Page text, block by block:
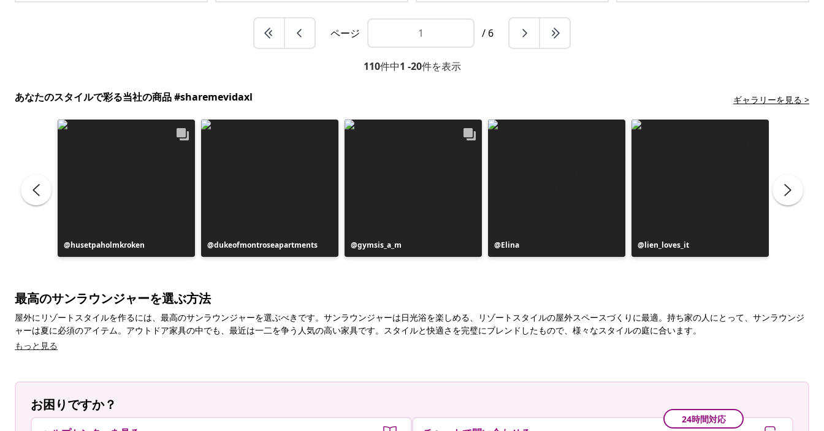
ページ / 6
110件中1 -20件を表示
あなたのスタイルで彩る当社の商品 #sharemevidaxl ギャラリーを見る >
投
稿
husetpaholmkroken
投
稿
dukeofmontroseapartments
投
稿
gymsis_a_m
投
稿
Elina
投
稿
lien_loves_it
最高のサンラウンジャーを選ぶ方法
屋外にリゾートスタイルを作るには、最高のサンラウンジャーを選ぶべきです。サンラウンジャーは日光浴を楽しめる、リゾートスタイルの屋外スペースづくりに最適。持ち家の人にとって、サンラウンジ
ャーは夏に必須のアイテム。アウトドア家具の中でも、最近は一二を争う人気の高い家具です。スタイルと快適さを完璧にブレンドしたもので、様々なスタイルの庭に合います。
もっと見る
お困りですか？
24時間対応